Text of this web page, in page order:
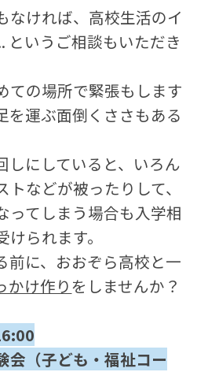
なければ、高校生活のイ
というご相談もいただき
ての場所で緊張もします
を運ぶ面倒くささもある
しにしていると、いろん
などが被ったりして、
ってしまう場合も入学相
られます。
前に、おおぞら高校と一
かけ作りをしませんか？
会（子ども・福祉コー